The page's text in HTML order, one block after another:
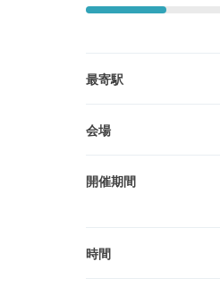
最寄駅
会場
開催期間
時間